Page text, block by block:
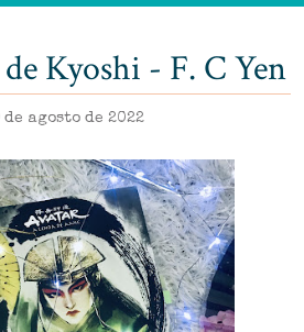
Kyoshi - F. C Yen
de agosto de 2022